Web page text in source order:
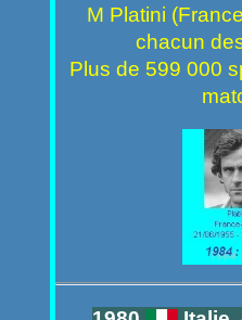
M Platini
chacun
Plus de 599 000